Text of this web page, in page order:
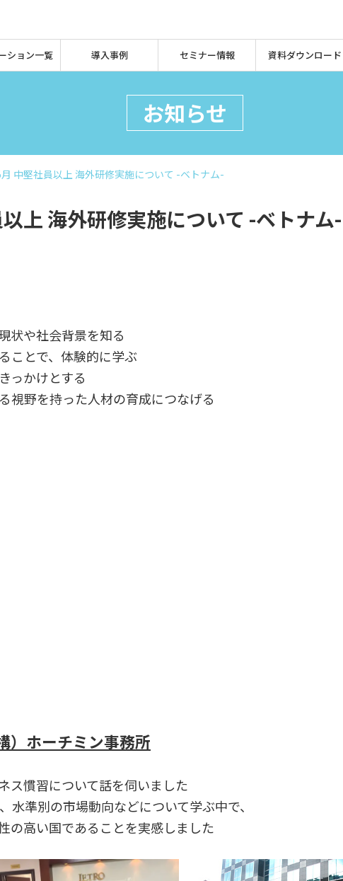
ション一覧 導入事例 セミナー情報 資料ダウンロード
お知らせ
中堅社員以上 海外研修実施について -ベトナム-
上 海外研修実施について -ベトナム-
状や社会背景を知る
ことで、体験的に学ぶ
っかけとする
視野を持った人材の育成につなげる
）ホーチミン事務所
ス慣習について話を伺いました
水準別の市場動向などについて学ぶ中で、
の高い国であることを実感しました